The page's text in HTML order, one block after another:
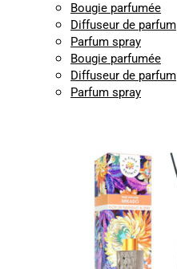
Bougie parfumée
Diffuseur de parfum
Parfum spray
Bougie parfumée
Diffuseur de parfum
Parfum spray